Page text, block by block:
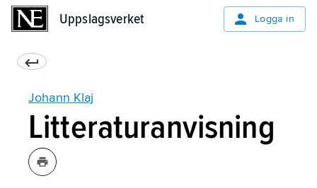
Uppslagsverket Logga in
Johann Klaj
Litteraturanvisning